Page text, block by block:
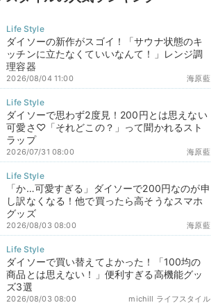
ダイソーの新作がスゴイ！「サウナ状態のキ
ッチンに立たなくていいなんて！」レンジ調
理容器
海原藍
2026/08/04 11:00
ダイソーで思わず2度見！200円とは思えない
可愛さ♡「それどこの？」って聞かれるスト
ラップ
海原藍
2026/07/31 08:00
「か…可愛すぎる」ダイソーで200円なのが申
し訳なくなる！他で買ったら高そうなスマホ
グッズ
海原藍
2026/08/03 08:00
ダイソーで買い替えてよかった！「100均の
商品とは思えない！」便利すぎる高機能グッ
ズ3選
michill ライフスタイル
2026/08/03 08:00